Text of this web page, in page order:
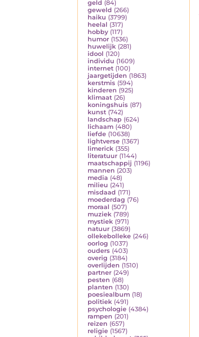
geld (84)
geweld (266)
haiku (3799)
heelal (317)
hobby (117)
humor (1536)
huwelijk (281)
idool (120)
individu (1609)
internet (100)
jaargetijden (1863)
kerstmis (594)
kinderen (925)
klimaat (26)
koningshuis (87)
kunst (742)
landschap (624)
lichaam (480)
liefde (10638)
lightverse (1367)
limerick (355)
literatuur (1144)
maatschappij (1196)
mannen (203)
media (48)
milieu (241)
misdaad (171)
moederdag (76)
moraal (507)
muziek (789)
mystiek (971)
natuur (3869)
ollekebolleke (246)
oorlog (1037)
ouders (403)
overig (3184)
overlijden (1510)
partner (249)
pesten (68)
planten (130)
poesiealbum (18)
politiek (491)
psychologie (4384)
rampen (201)
reizen (657)
religie (1567)